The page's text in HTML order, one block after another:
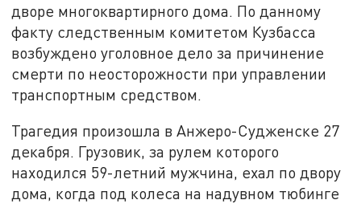
дворе многоквартирного дома. По данному
факту следственным комитетом Кузбасса
возбуждено уголовное дело за причинение
смерти по неосторожности при управлении
транспортным средством.
Трагедия произошла в Анжеро-Судженске 27
декабря. Грузовик, за рулем которого
находился 59-летний мужчина, ехал по двору
дома, когда под колеса на надувном тюбинге